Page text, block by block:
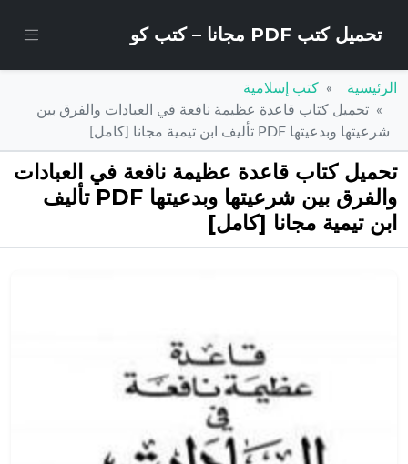
تحميل كتب PDF مجانا – كتب كو
الرئيسية
كتب إسلامية
تحميل كتاب قاعدة عظيمة نافعة في العبادات والفرق بين
شرعيتها وبدعيتها PDF تأليف ابن تيمية مجانا [كامل]
تحميل كتاب قاعدة عظيمة نافعة في العبادات
والفرق بين شرعيتها وبدعيتها PDF تأليف
ابن تيمية مجانا [كامل]